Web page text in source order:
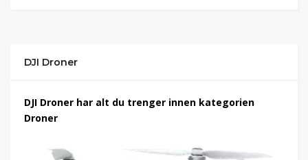
DJI Droner
DJI Droner har alt du trenger innen kategorien
Droner